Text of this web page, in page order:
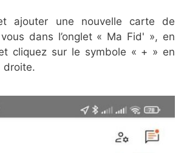
ajouter une nouvelle carte de
dans l’onglet « Ma Fid' », en
cliquez sur le symbole « + » en
droite.